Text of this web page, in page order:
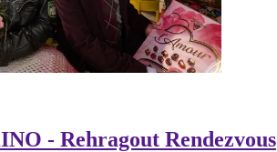
- Rehragout Rendezvous